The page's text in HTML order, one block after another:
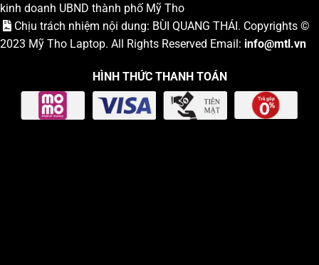
kinh doanh UBND thành phố Mỹ Tho
Chịu trách nhiệm nội dung: BÙI QUANG THÁI. Copyrights ©
2023 Mỹ Tho Laptop. All Rights Reserved Email: info@mtl.vn
HÌNH THỨC THANH TOÁN